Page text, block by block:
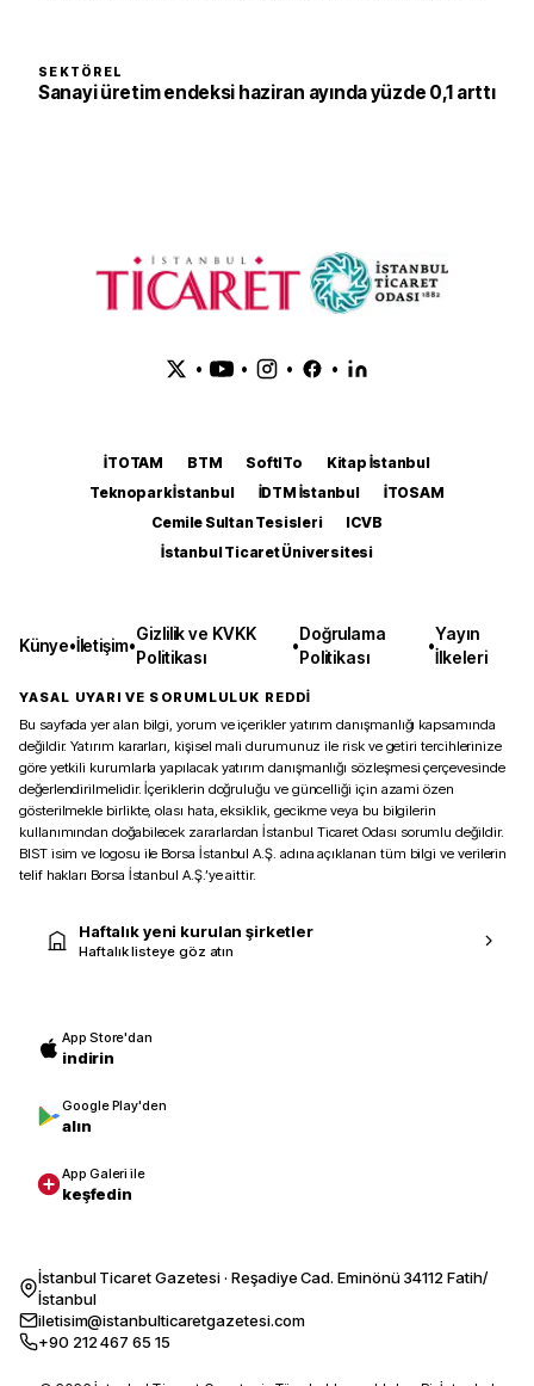
SEKTÖREL
Sanayi üretim endeksi haziran ayında yüzde 0,1 arttı
• • • •
İTOTAM BTM SoftITo
Kitap İstanbul
Teknopark İstanbul
İDTM İstanbul
İTOSAM
Cemile Sultan Tesisleri
ICVB
İstanbul Ticaret Üniversitesi
Künye•İletişim•
Gizlilik ve KVKK
Politikası
•
Doğrulama
Politikası
•
Yayın
İlkeleri
YASAL UYARI VE SORUMLULUK REDDİ
Bu sayfada yer alan bilgi, yorum ve içerikler yatırım danışmanlığı kapsamında
değildir. Yatırım kararları, kişisel mali durumunuz ile risk ve getiri tercihlerinize
göre yetkili kurumlarla yapılacak yatırım danışmanlığı sözleşmesi çerçevesinde
değerlendirilmelidir. İçeriklerin doğruluğu ve güncelliği için azami özen
gösterilmekle birlikte, olası hata, eksiklik, gecikme veya bu bilgilerin
kullanımından doğabilecek zararlardan İstanbul Ticaret Odası sorumlu değildir.
BIST isim ve logosu ile Borsa İstanbul A.Ş. adına açıklanan tüm bilgi ve verilerin
telif hakları Borsa İstanbul A.Ş.’ye aittir.
Haftalık yeni kurulan şirketler
Haftalık listeye göz atın
App Store'dan
indirin
Google Play'den
alın
App Galeri ile
keşfedin
İstanbul Ticaret Gazetesi · Reşadiye Cad. Eminönü 34112 Fatih/
İstanbul
iletisim@istanbulticaretgazetesi.com
+90 212 467 65 15